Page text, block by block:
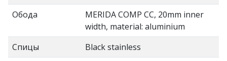
Обода
MERIDA COMP CC, 20mm inner
width, material: aluminium
Спицы
Black stainless